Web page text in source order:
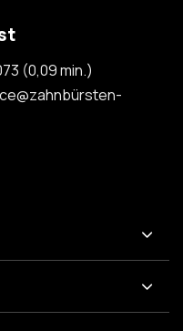
(0,09 min.)